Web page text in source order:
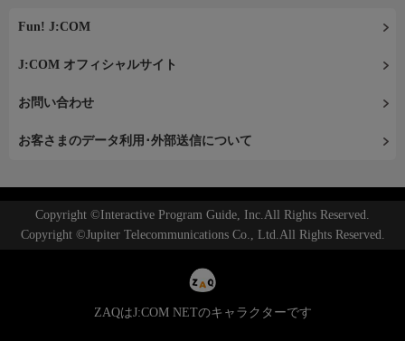
Fun! J:COM
J:COM オフィシャルサイト
お問い合わせ
お客さまのデータ利用･外部送信について
Copyright ©Interactive Program Guide, Inc.All Rights Reserved.
Copyright ©Jupiter Telecommunications Co., Ltd.All Rights Reserved.
ZAQはJ:COM NETのキャラクターです